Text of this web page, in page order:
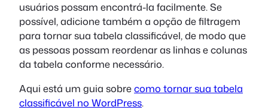
usuários possam encontrá-la facilmente. Se
possível, adicione também a opção de filtragem
para tornar sua tabela classificável, de modo que
as pessoas possam reordenar as linhas e colunas
da tabela conforme necessário.
Aqui está um guia sobrecomo tornar sua tabela
classificável no WordPress.